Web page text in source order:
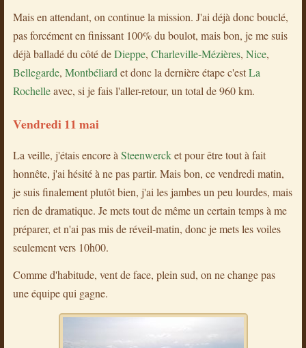
Mais en attendant, on continue la mission. J'ai déjà donc bouclé,
pas forcément en finissant 100% du boulot, mais bon, je me suis
déjà balladé du côté deDieppe, Charleville-Mézières, Nice,
Bellegarde, Montbéliard et donc la dernière étape c'estLa
Rochelleavec, si je fais l'aller-retour, un total de 960 km.
Vendredi 11 mai
La veille, j'étais encore àSteenwercket pour être tout à fait
honnête, j'ai hésité à ne pas partir. Mais bon, ce vendredi matin,
je suis finalement plutôt bien, j'ai les jambes un peu lourdes, mais
rien de dramatique. Je mets tout de même un certain temps à me
préparer, et n'ai pas mis de réveil-matin, donc je mets les voiles
seulement vers 10h00.
Comme d'habitude, vent de face, plein sud, on ne change pas
une équipe qui gagne.